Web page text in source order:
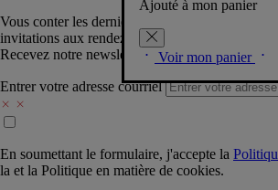
Ajouté à mon panier
Voir mon panier
Vous conter les dernières créations de la
invitations aux rendez-vous Diptyque, vous
Recevez notre newsletter.
Entrer votre adresse courriel
En soumettant le formulaire, j'accepte la
la et la Politique en matière de cookies.